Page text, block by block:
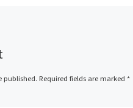
published. Required fields are marked *